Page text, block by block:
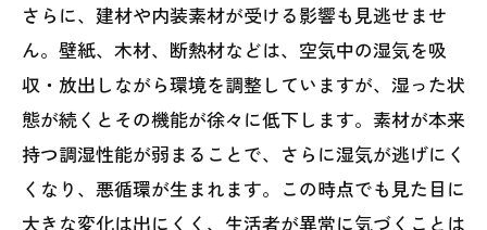
さらに、建材や内装素材が受ける影響も見逃せませ
ん。壁紙、木材、断熱材などは、空気中の湿気を吸
収・放出しながら環境を調整していますが、湿った状
態が続くとその機能が徐々に低下します。素材が本来
持つ調湿性能が弱まることで、さらに湿気が逃げにく
くなり、悪循環が生まれます。この時点でも見た目に
大きな変化は出にくく、生活者が異常に気づくことは